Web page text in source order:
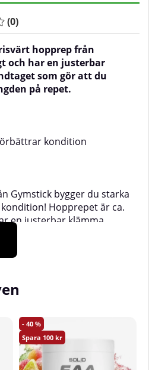
(0)
hopprep från
och har en justerbar
som gör att du
på repet.
kondition
Gymstick bygger du starka
Hopprepet är ca.
en justerbar klämma
gör att du enkelt kan
Stela plasthandtag med
komfort.
40
100